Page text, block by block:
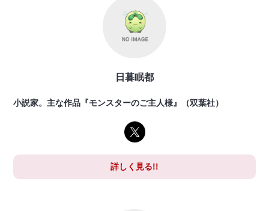
日暮眠都
小説家。主な作品『モンスターのご主人様』（双葉社）
詳しく見る!!